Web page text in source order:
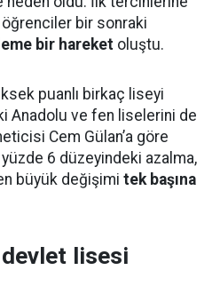
bir sonraki
bir hareket oluştu.
puanlı birkaç liseyi
Anadolu ve fen liselerini de
Cem Gülan’a göre
6 düzeyindeki azalma,
büyük değişimi tek başına
lisesi